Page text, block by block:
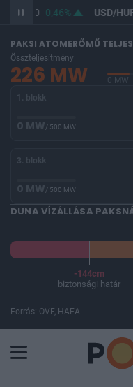
363,40 0,46% USD/HUF
PAKSI ATOMERŐMŰ
Összteljesítmény
226 MW 0 MW
1. blokk
0 MW/ 500 MW
3. blokk
0 MW/ 500 MW
DUNA VÍZÁLLÁSA
-144cm
biztonsági határ
Forrás: OVF, HAEA